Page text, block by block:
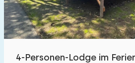
4-Personen-Lodge im